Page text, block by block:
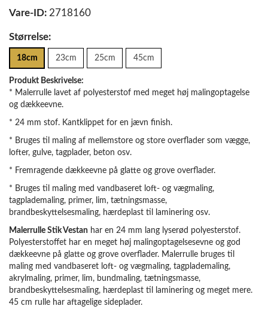
Vare-ID: 2718160
Størrelse:
18cm 23cm 25cm 45cm
Produkt Beskrivelse:
* Malerrulle lavet af polyesterstof med meget høj malingoptagelse
og dækkeevne.
* 24 mm stof. Kantklippet for en jævn finish.
* Bruges til maling af mellemstore og store overflader som vægge,
lofter, gulve, tagplader, beton osv.
* Fremragende dækkeevne på glatte og grove overflader.
* Bruges til maling med vandbaseret loft- og vægmaling,
tagplademaling, primer, lim, tætningsmasse,
brandbeskyttelsesmaling, hærdeplast til laminering osv.
Malerrulle Stik Vestan har en 24 mm lang lyserød polyesterstof.
Polyesterstoffet har en meget høj malingoptagelsesevne og god
dækkeevne på glatte og grove overflader. Malerrulle bruges til
maling med vandbaseret loft- og vægmaling, tagplademaling,
akrylmaling, primer, lim, bundmaling, tætningsmasse,
brandbeskyttelsesmaling, hærdeplast til laminering og meget mere.
45 cm rulle har aftagelige sideplader.